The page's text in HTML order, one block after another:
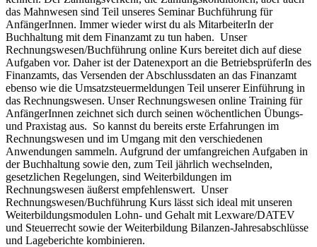
das Mahnwesen sind Teil unseres Seminar Buchführung für
AnfängerInnen. Immer wieder wirst du als MitarbeiterIn der
Buchhaltung mit dem Finanzamt zu tun haben. Unser
Rechnungswesen/Buchführung online Kurs bereitet dich auf diese
Aufgaben vor. Daher ist der Datenexport an die BetriebsprüferIn des
Finanzamts, das Versenden der Abschlussdaten an das Finanzamt
ebenso wie die Umsatzsteuermeldungen Teil unserer Einführung in
das Rechnungswesen. Unser Rechnungswesen online Training für
AnfängerInnen zeichnet sich durch seinen wöchentlichen Übungs-
und Praxistag aus. So kannst du bereits erste Erfahrungen im
Rechnungswesen und im Umgang mit den verschiedenen
Anwendungen sammeln. Aufgrund der umfangreichen Aufgaben in
der Buchhaltung sowie den, zum Teil jährlich wechselnden,
gesetzlichen Regelungen, sind Weiterbildungen im
Rechnungswesen äußerst empfehlenswert. Unser
Rechnungswesen/Buchführung Kurs lässt sich ideal mit unseren
Weiterbildungsmodulen Lohn- und Gehalt mit Lexware/DATEV
und Steuerrecht sowie der Weiterbildung Bilanzen-Jahresabschlüsse
und Lageberichte kombinieren.